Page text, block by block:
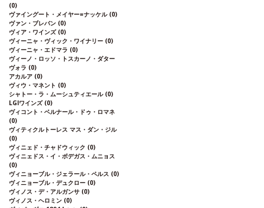
(0)
ヴァイングート・メイヤー=ナッケル (0)
ヴァン・ブレバン (0)
ヴィア・ワインズ (0)
ヴィーニャ・ヴィック・ワイナリー (0)
ヴィーニャ・エドマラ (0)
ヴィーノ・ロッソ・トスカーノ・ダター
ヴォラ (0)
アカルア (0)
ヴィウ・マネント (0)
シャトー・ラ・ムーシュティエール (0)
LGIワインズ (0)
ヴィコント・ベルナール・ドゥ・ロマネ
(0)
ヴィティクルトーレス マス・ダン・ジル
(0)
ヴィニェド・チャドウィック (0)
ヴィニェドス・イ・ボデガス・ムニョス
(0)
ヴィニョーブル・ジェラール・ペルス (0)
ヴィニョーブル・デュクロー (0)
ヴィノス・デ・アルガンサ (0)
ヴィノス・ヘロミン (0)